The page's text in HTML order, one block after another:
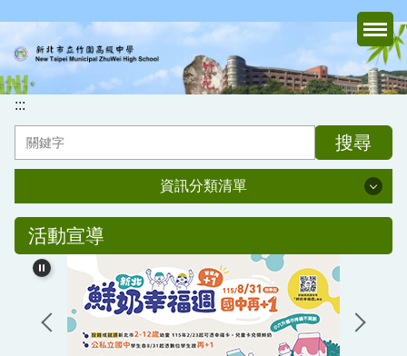
主
要
內
容
:::
搜尋
資訊分類清單
資訊分類清單
認識竹中
行政處室
家長會
活動宣導